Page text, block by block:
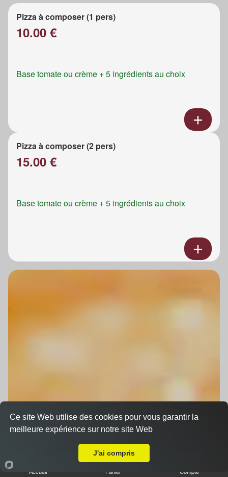
Pizza à composer (1 pers)
10.00 €
Base tomate ou crème + 5 ingrédients au choix
Pizza à composer (2 pers)
15.00 €
Base tomate ou crème + 5 ingrédients au choix
Accueil Panier Compte
Ce site Web utilise des cookies pour vous garantir la
meilleure expérience sur notre site Web
J'ai compris